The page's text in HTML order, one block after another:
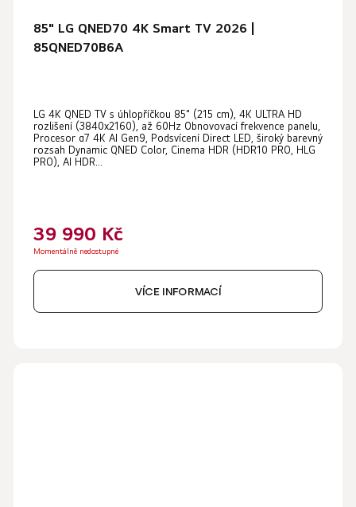
85" LG QNED70 4K Smart TV 2026 |
85QNED70B6A
LG 4K QNED TV s úhlopříčkou 85" (215 cm), 4K ULTRA HD
rozlišení (3840x2160), až 60Hz Obnovovací frekvence panelu,
Procesor α7 4K AI Gen9, Podsvícení Direct LED, široký barevný
rozsah Dynamic QNED Color, Cinema HDR (HDR10 PRO, HLG
PRO), AI HDR...
39 990 Kč
Momentálně nedostupné
VÍCE INFORMACÍ